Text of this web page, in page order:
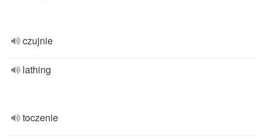
czujnie
lathing
toczenie